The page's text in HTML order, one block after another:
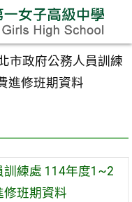
市政府公務人員訓練
進修班期資料
練處 114年度1~2
修班期資料